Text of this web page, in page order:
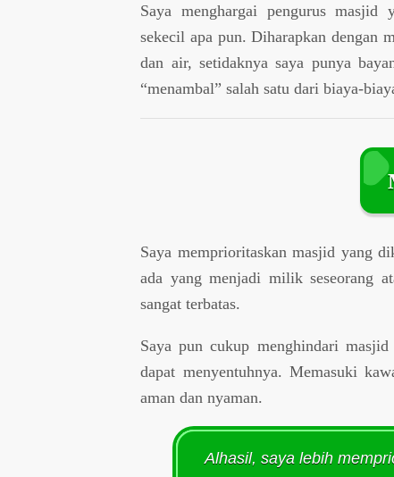
Saya menghargai pengurus masjid
sekecil apa pun. Diharapkan dengan
dan air, setidaknya saya punya
“menambal” salah satu dari biaya-
Saya memprioritaskan masjid yang
ada yang menjadi milik seseorang
sangat terbatas.
Saya pun cukup menghindari
dapat menyentuhnya. Memasuki
aman dan nyaman.
Alhasil, saya lebih